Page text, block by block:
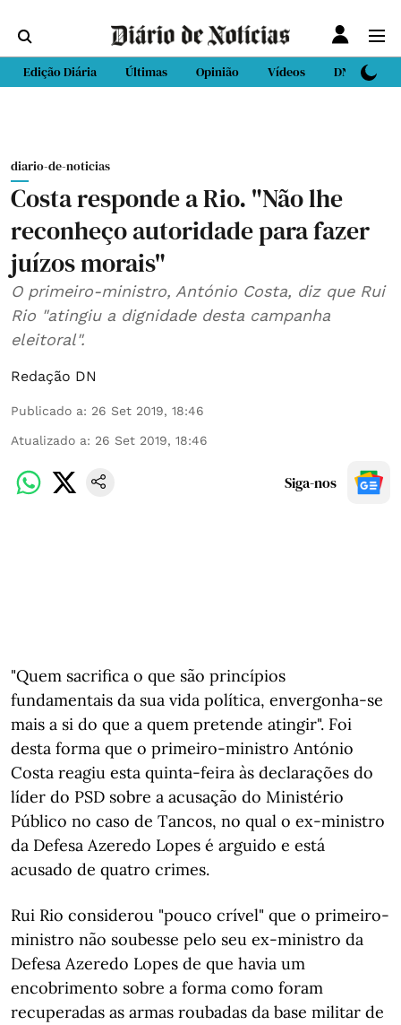
Edição Diária Últimas Opinião Vídeos DN Sport
diario-de-noticias
Costa responde a Rio. "Não lhe
reconheço autoridade para fazer
juízos morais"
O primeiro-ministro, António Costa, diz que Rui
Rio "atingiu a dignidade desta campanha
eleitoral".
Redação DN
Publicado a: 26 Set 2019, 18:46
Atualizado a: 26 Set 2019, 18:46
Siga-nos
"Quem sacrifica o que são princípios
fundamentais da sua vida política, envergonha-se
mais a si do que a quem pretende atingir". Foi
desta forma que o primeiro-ministro António
Costa reagiu esta quinta-feira às declarações do
líder do PSD sobre a acusação do Ministério
Público no caso de Tancos, no qual o ex-ministro
da Defesa Azeredo Lopes é arguido e está
acusado de quatro crimes.
Rui Rio considerou "pouco crível" que o primeiro-
ministro não soubesse pelo seu ex-ministro da
Defesa Azeredo Lopes de que havia um
encobrimento sobre a forma como foram
recuperadas as armas roubadas da base militar de